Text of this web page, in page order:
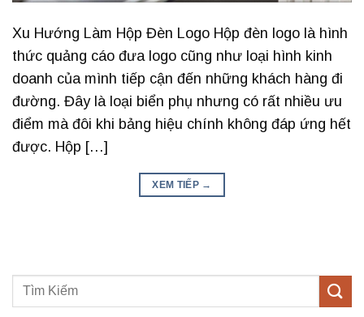
Xu Hướng Làm Hộp Đèn Logo Hộp đèn logo là hình
thức quảng cáo đưa logo cũng như loại hình kinh
doanh của mình tiếp cận đến những khách hàng đi
đường. Đây là loại biển phụ nhưng có rất nhiều ưu
điểm mà đôi khi bảng hiệu chính không đáp ứng hết
được. Hộp […]
XEM TIẾP →